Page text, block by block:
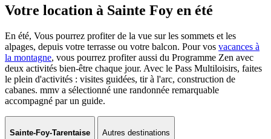
Votre location à Sainte Foy en été
En été, Vous pourrez profiter de la vue sur les sommets et les
alpages, depuis votre terrasse ou votre balcon. Pour vos vacances à
la montagne, vous pourrez profiter aussi du Programme Zen avec
deux activités bien-être chaque jour. Avec le Pass Multiloisirs, faites
le plein d'activités : visites guidées, tir à l'arc, construction de
cabanes. mmv a sélectionné une randonnée remarquable
accompagné par un guide.
Sainte-Foy-Tarentaise Autres destinations